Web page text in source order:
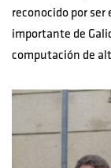
reconocido por
importante de
computación de